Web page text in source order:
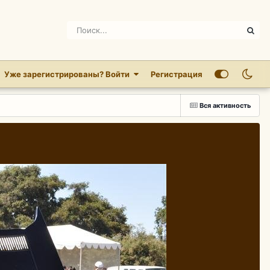
Уже зарегистрированы? Войти Регистрация
Вся активность